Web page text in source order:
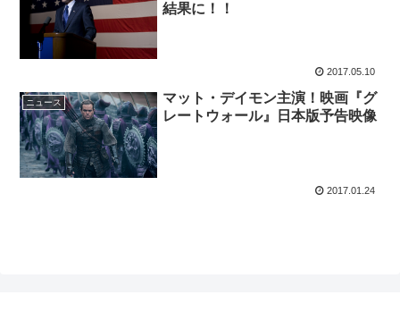
結果に！！
2017.05.10
ニュース
マット・デイモン主演！映画『グ
レートウォール』日本版予告映像
2017.01.24